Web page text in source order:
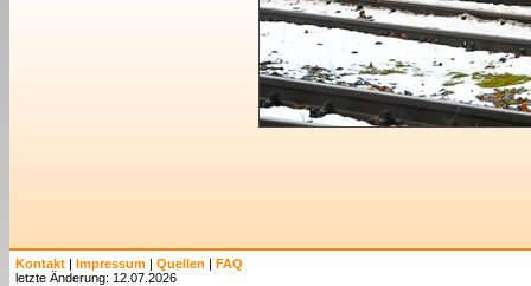
Kontakt | Impressum | Quellen | FAQ
letzte Änderung: 12.07.2026